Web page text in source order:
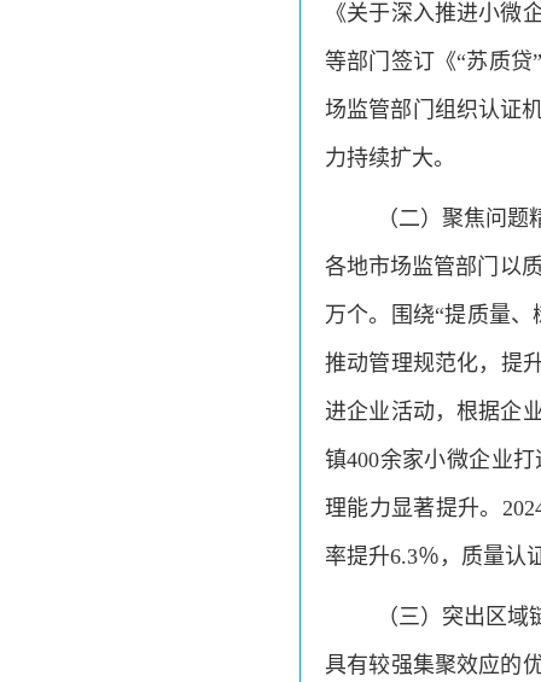
《关于深入推进小微
等部门签订《“苏质
场监管部门组织认证
力持续扩大。
（二）聚焦问
各地市场监管部门以
万个。围绕“提质量
推动管理规范化，提
进企业活动，根据企
镇400余家小微企业
理能力显著提升。
率提升6.3％，质量认
（三）突出区
具有较强集聚效应的